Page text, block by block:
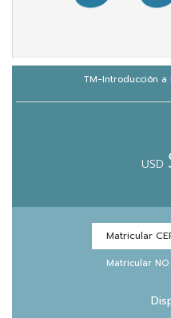
vKontact
vBox
TM-Introducción a
USD
Matricular
Matricular NO